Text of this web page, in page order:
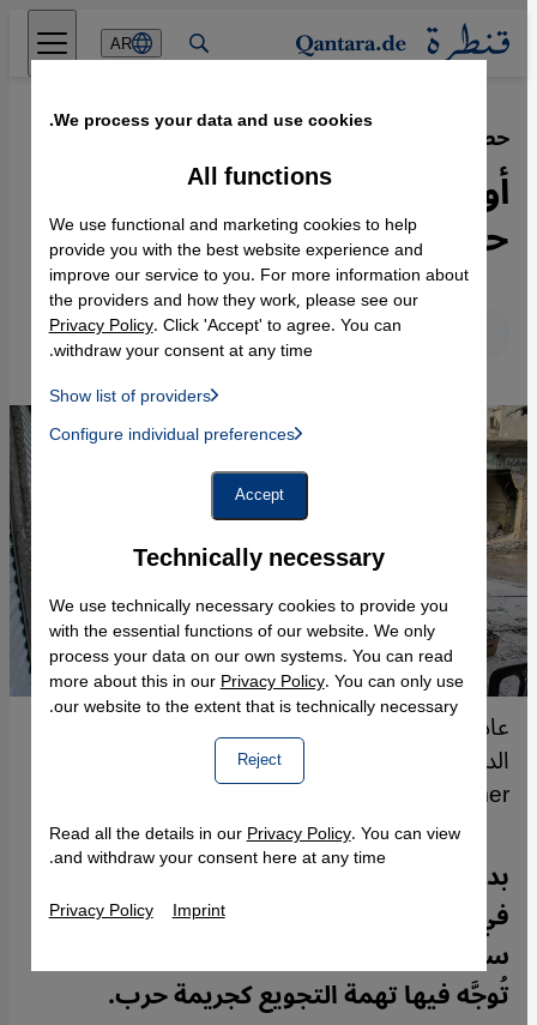
Direkt zum Inhalt springen
AR
حصار اليرموك أمام القضاء الألماني·
28.11.2025
أول محاكمة للتجويع كسلاح
حرب
English عربي
عادت المواد الغذائية إلى حي اليرموك بدمشق، لكن
الدمار لا يزال واضحًا. (Photo: Picture
Alliance/Anadolu | H. Omer)
بدأت محاكمة جديدة لمشتبه بهم سوريين
في مدينة كوبلنتس الألمانية، وهي الأولى بعد
سقوط بشار الأسد، كما أنها أول محاكمة
تُوجَّه فيها تهمة التجويع كجريمة حرب.
We process your data and use cookies.
Technically necessary
We use technically necessary cookies to provide you
with the essential functions of our website. We only
process your data on our own systems. You can read
more about this in ourPrivacy Policy. You can only use
our website to the extent that is technically necessary.
Reject
All functions
We use functional and marketing cookies to help
provide you with the best website experience and
improve our service to you. For more information about
the providers and how they work, please see our
Privacy Policy. Click 'Accept' to agree. You can
withdraw your consent at any time.
Show list of providers
Instagram Embed, Twitter Embed, Youtube Embed
Facebook Embed / Facebook Connect
Google Maps Embed
Configure individual preferences
Accept
Read all the details in ourPrivacy Policy. You can view
and withdraw your consent here at any time.
Privacy Policy Imprint